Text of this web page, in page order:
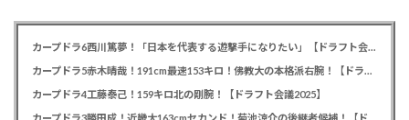
カープドラ4工藤泰己！159キロ北の剛腕！【ドラフト会議2025】